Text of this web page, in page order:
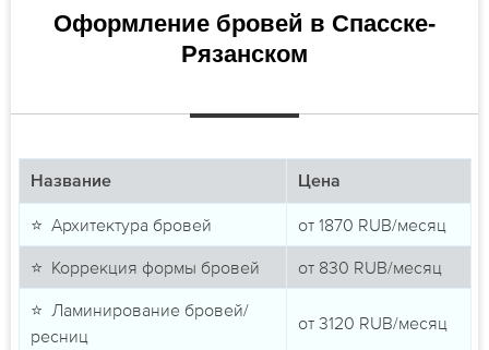
Оформление бровей в Спасске-
Рязанском
Название Цена
⭐ Архитектура бровей от 1870 RUB/месяц
⭐ Коррекция формы бровей от 830 RUB/месяц
⭐ Ламинирование бровей/
ресниц
от 3120 RUB/месяц